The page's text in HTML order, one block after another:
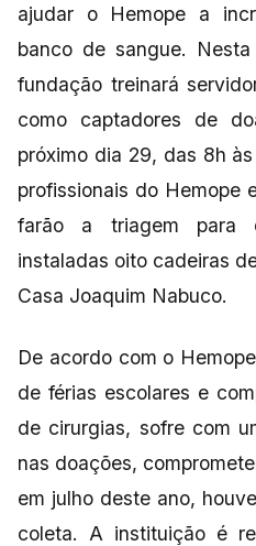
ajudar o Hemope a
banco de sangue.
fundação treinará
como captadores de
próximo dia 29, das 8h
profissionais do Hemope
farão a triagem para
instaladas oito cadeiras
Casa Joaquim Nabuco.
De acordo com o
de férias escolares e
de cirurgias, sofre com
nas doações,
em julho deste ano,
coleta. A instituição é